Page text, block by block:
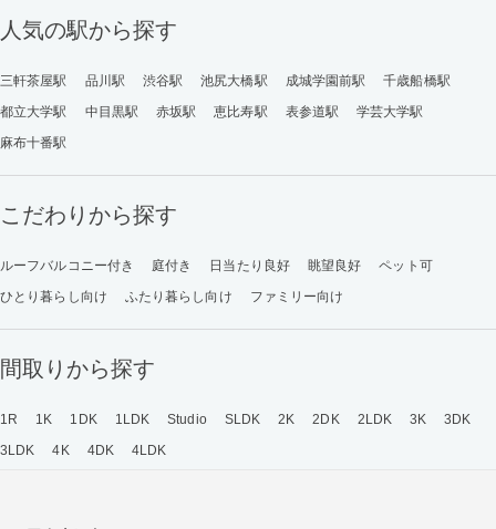
人気の駅から探す
三軒茶屋駅 品川駅 渋谷駅 池尻大橋駅 成城学園前駅
千歳船橋駅
都立大学駅
中目黒駅 赤坂駅 恵比寿駅 表参道駅
学芸大学駅
麻布十番駅
こだわりから探す
ルーフバルコニー付き 庭付き 日当たり良好 眺望良好
ペット可
ひとり暮らし向け
ふたり暮らし向け ファミリー向け
間取りから探す
1R 1K 1DK 1LDK Studio SLDK 2K 2DK 2LDK 3K
3DK
3LDK
4K 4DK 4LDK